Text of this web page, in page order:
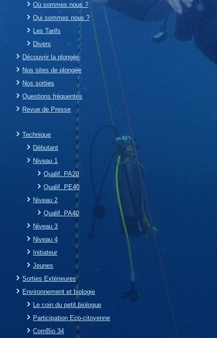
Où sommes nous ?
Qui sommes nous ?
Les Tarifs
Divers
Découvrir la plongée
Nos sites de plongée
Nos sorties
Questions fréquentes
Revue de Presse
Technique
Débutant
Niveau 1
Qualif. PA20
Qualif. PE40
Niveau 2
Qualif. PA40
Niveau 3
Niveau 4
Initiateur
Jeunes
Sorties Extérieures
Environnement et biologie
Le coin du petit biologue
Participation Eco-citoyenne
ComBio 34